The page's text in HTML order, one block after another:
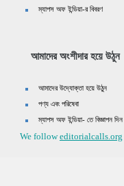
ম্যাপস অফ ইন্ডিয়া-র বিবরণ
আমাদের অংশীদার হয়ে উঠুন
আমাদের উদ্যোক্তা হয়ে উঠুন
পণ্য এবং পরিষেবা
ম্যাপস অফ ইন্ডিয়া- তে বিজ্ঞাপন দিন
We followeditorialcalls.org